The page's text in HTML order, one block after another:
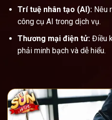
Trí tuệ nhân tạo (AI):Nêu
công cụ AI trong dịch vụ.
Thương mại điện tử:Điều
phải minh bạch và dễ hiểu.